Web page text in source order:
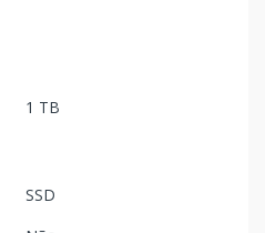
1 TB
SSD